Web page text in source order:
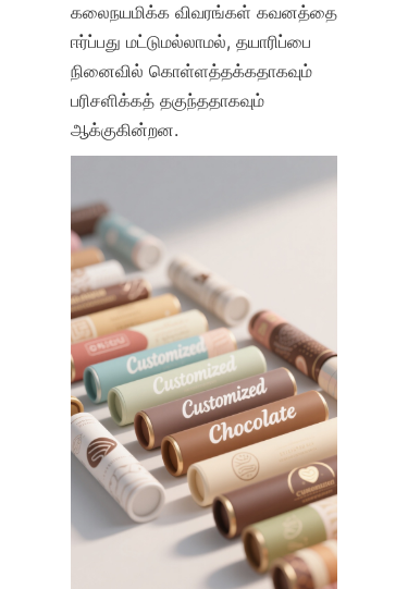
கலைநயமிக்க விவரங்கள் கவனத்தை
ஈர்ப்பது மட்டுமல்லாமல், தயாரிப்பை
நினைவில் கொள்ளத்தக்கதாகவும்
பரிசளிக்கத் தகுந்ததாகவும்
ஆக்குகின்றன.